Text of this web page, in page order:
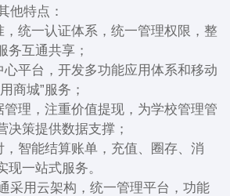
他特点：
统一认证体系，统一管理权限，整
务互通共享；
平台，开发多功能应用体系和移动
商城”服务；
理，注重价值提现，为学校管理管
决策提供数据支撑；
智能结算账单，充值、圈存、消
现一站式服务。
用云架构，统一管理平台，功能